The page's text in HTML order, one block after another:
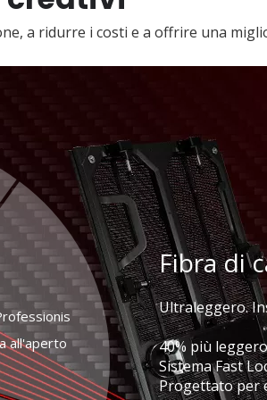
a ridurre i costi e a offrire una
all'aperto
Fibra di
Ultraleggero.
40% più
Sistema Fast
Progettato per
Display LED
senza
Chiudi
Display LED
ad alta
al dettaglio.
Display a LED
alluminio
LED per
ad alta
Piano
Display
coinvolgente.